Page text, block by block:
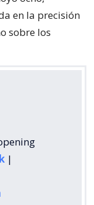
en la precisión
sobre los
|